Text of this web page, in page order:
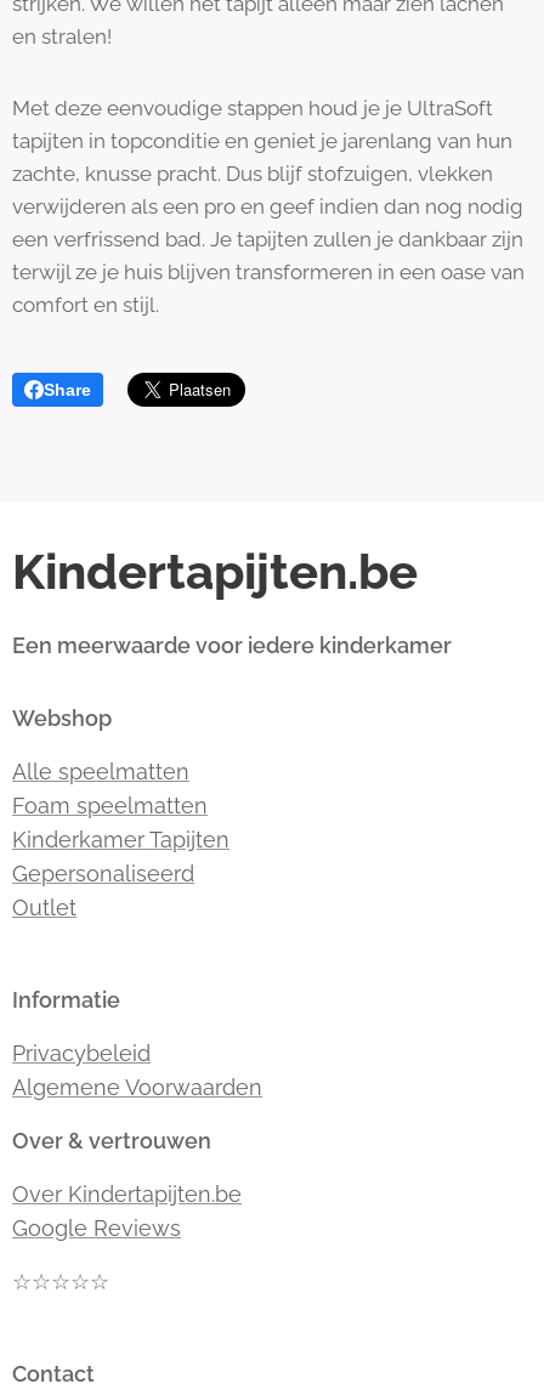
en stralen!
Met deze eenvoudige stappen houd je je UltraSoft
tapijten in topconditie en geniet je jarenlang van hun
zachte, knusse pracht. Dus blijf stofzuigen, vlekken
verwijderen als een pro en geef indien dan nog nodig
een verfrissend bad. Je tapijten zullen je dankbaar zijn
terwijl ze je huis blijven transformeren in een oase van
comfort en stijl.
Share
Kindertapijten.be
Een meerwaarde voor iedere kinderkamer
Webshop
Alle speelmatten
Foam speelmatten
Kinderkamer Tapijten
Gepersonaliseerd
Outlet
Informatie
Privacybeleid
Algemene Voorwaarden
Over & vertrouwen
Over Kindertapijten.be
Google Reviews
☆☆☆☆☆
Contact